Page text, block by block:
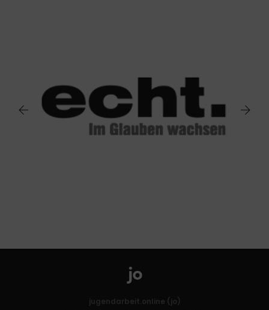
jugendarbeit.online (jo)